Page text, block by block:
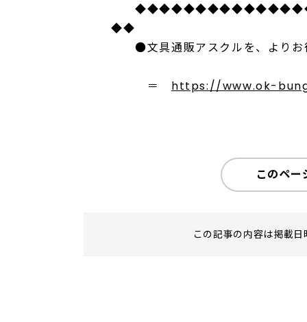
◆◆
●文具通販アスクルを、よりお
＝ https://www.ok-
このペー
この記事の内容は掲載